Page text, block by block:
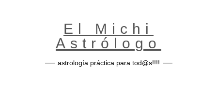
El Michi
Astrólogo
astrología práctica para tod@s!!!!